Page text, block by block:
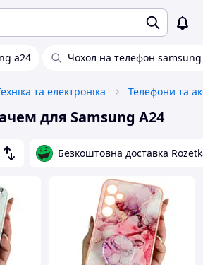
a24 Чохол на телефон
та електроніка Телефони та
для Samsung A24
Безкоштовна доставка